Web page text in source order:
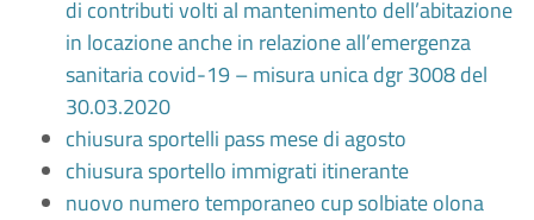
di contributi volti al mantenimento dell’abitazione
in locazione anche in relazione all’emergenza
sanitaria covid-19 – misura unica dgr 3008 del
30.03.2020
chiusura sportelli pass mese di agosto
chiusura sportello immigrati itinerante
nuovo numero temporaneo cup solbiate olona